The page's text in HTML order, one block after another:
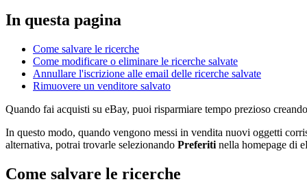
In questa pagina
Come salvare le ricerche
Come modificare o eliminare le ricerche salvate
Annullare l'iscrizione alle email delle ricerche salvate
Rimuovere un venditore salvato
Quando fai acquisti su eBay, puoi risparmiare tempo prezioso
In questo modo, quando vengono messi in vendita nuovi oggetti
alternativa, potrai trovarle selezionando Preferiti nella homepage di
Come salvare le ricerche